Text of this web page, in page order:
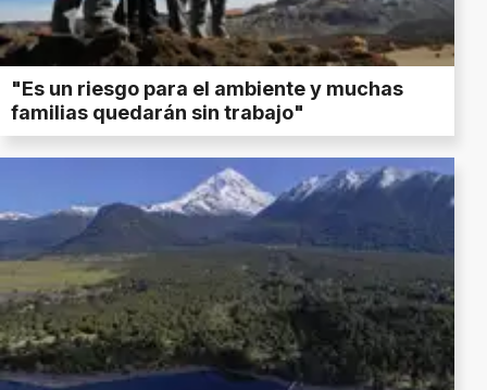
"Es un riesgo para el ambiente y muchas
familias quedarán sin trabajo"